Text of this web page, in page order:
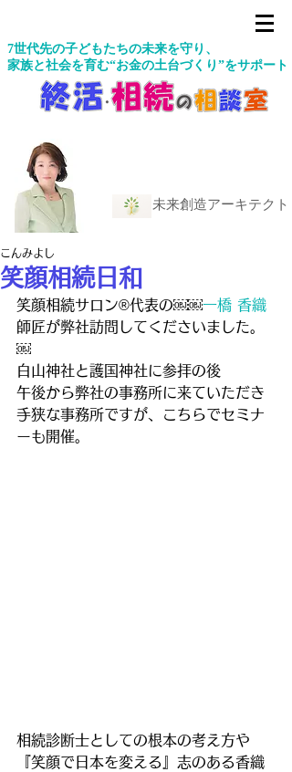
7世代先の子どもたちの未来を守り、
家族と社会を育む“お金の土台づくり”をサポート
未来創造アーキテクト
笑顔相続日和
こんみよし
笑顔相続サロン®︎代表の￼￼一橋 香織
師匠が弊社訪問してくださいました。
￼
白山神社と護国神社に参拝の後
午後から弊社の事務所に来ていただき
手狭な事務所ですが、こちらでセミナ
ーも開催。
相続診断士としての根本の考え方や
『笑顔で日本を変える』志のある香織